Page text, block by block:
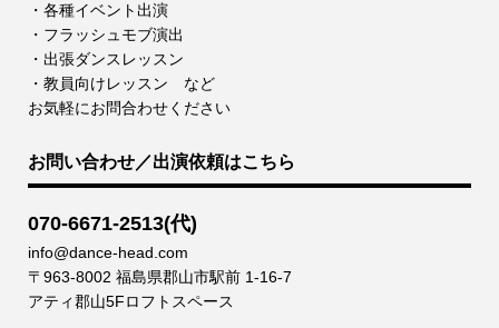
・各種イベント出演
・フラッシュモブ演出
・出張ダンスレッスン
・教員向けレッスン など
お気軽にお問合わせください
お問い合わせ／出演依頼はこちら
070-6671-2513(代)
info@dance-head.com
〒963-8002 福島県郡山市駅前 1-16-7
アティ郡山5Fロフトスペース